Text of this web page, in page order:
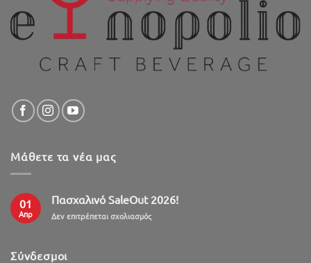
Μάθετε τα νέα μας
01
Απρ
Πασχαλινό SaleOut 2026!
Δεν επιτρέπεται σχολιασμόςστο
Σύνδεσμοι